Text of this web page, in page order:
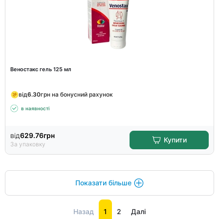
Веностакс гель 125 мл
від6.30грн на бонусний рахунок
в наявності
від629.76грн
За упаковку
Купити
Показати більше
Назад 1 2 Далі